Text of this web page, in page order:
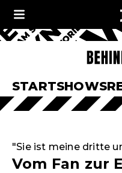
STARTSHOWS
"Sie ist meine dritte
Vom Fan zur